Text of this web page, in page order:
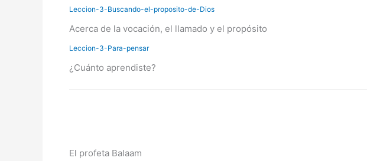
Leccion-3-Buscando-el-proposito-de-Dios
Acerca de la vocación, el llamado y el propósito
Leccion-3-Para-pensar
¿Cuánto aprendiste?
El profeta Balaam